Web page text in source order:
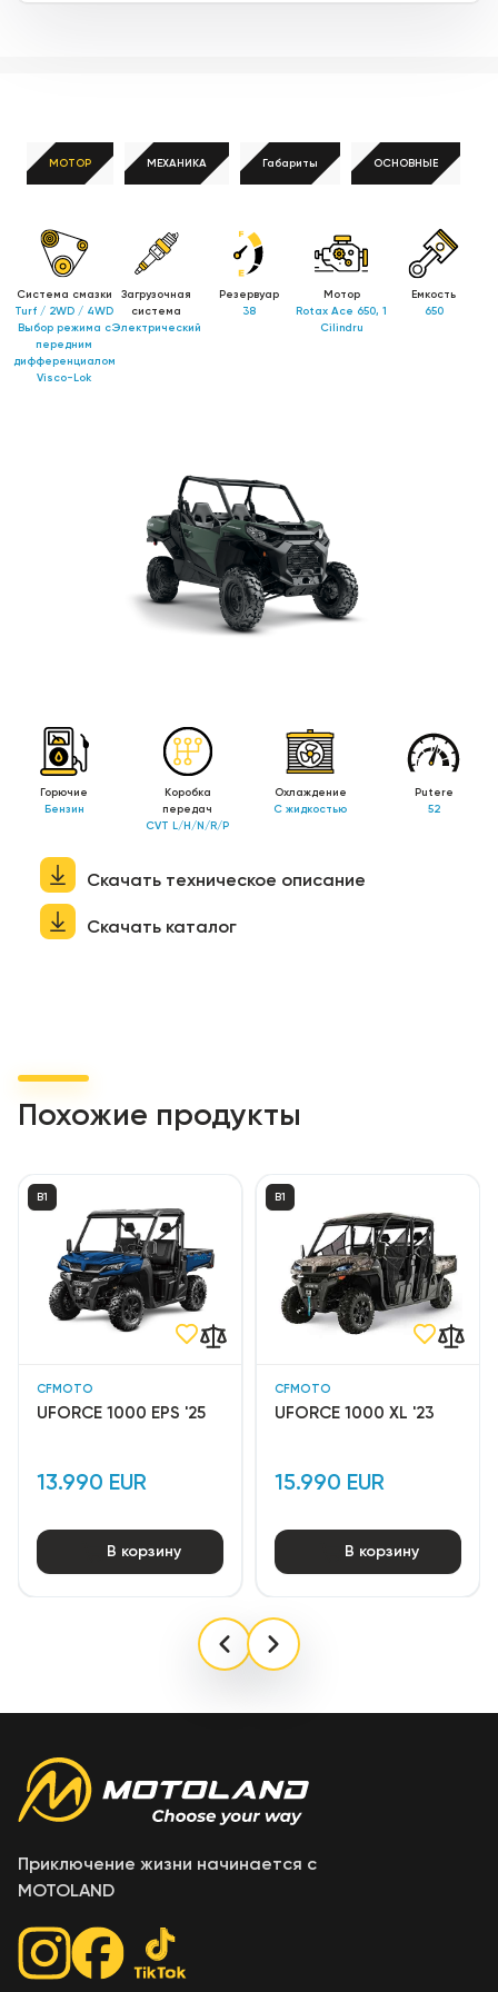
МОТОР МЕХАНИКА Габариты ОСНОВНЫЕ
Система смазки
Turf / 2WD / 4WD
Выбор режима с
передним
дифференциалом
Visco-Lok
Загрузочная
система
Электрический
Резервуар
38
Мотор
Rotax Ace 650, 1
Cilindru
Емкость
650
Горючие
Бензин
Коробка
передач
CVT L/H/N/R/P
Охлаждение
С жидкостью
Putere
52
Скачать техническое описание
Скачать каталог
Похожие продукты
CFMOTO
UFORCE 1000 EPS '25
13.990 EUR
B1
В корзину
CFMOTO
UFORCE 1000 XL '23
15.990 EUR
B1
В корзину
Приключение жизни начинается с
MOTOLAND